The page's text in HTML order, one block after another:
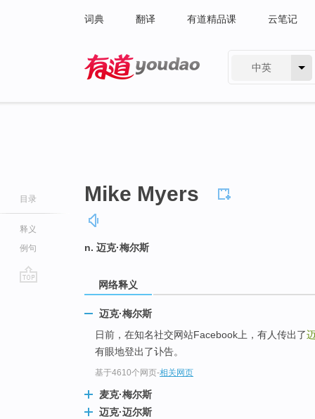
词典 翻译 有道精品课 云笔记
中英
目录
释义
例句
Mike Myers
n. 迈克·梅尔斯
网络释义
迈克·梅尔斯
日前，在知名社交网站Facebook上，有人传出了
有眼地登出了讣告。
基于4610个网页-相关网页
麦克·梅尔斯
迈克·迈尔斯